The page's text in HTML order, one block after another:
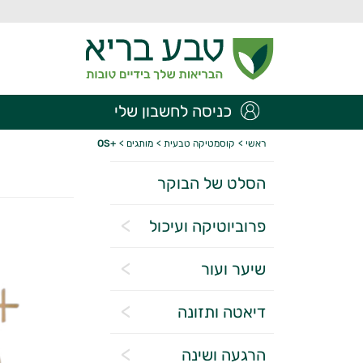
כניסה לחשבון שלי
ראשי > קוסמטיקה טבעית > מותגים >
+OS
הסלט של הבוקר
פרוביוטיקה ועיכול
שיער ועור
דיאטה ותזונה
הרגעה ושינה